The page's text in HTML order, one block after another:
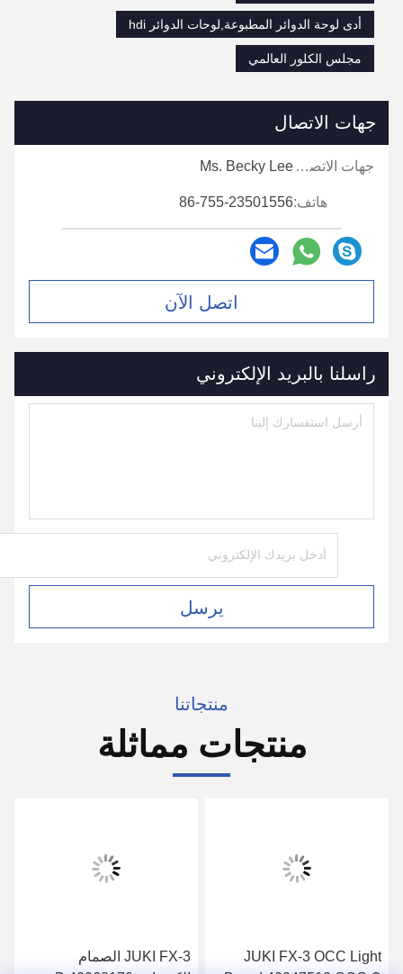
أدى لوحة الدوائر المطبوعة,لوحات الدوائر hdi
مجلس الكلور العالمي
جهات الاتصال
جهات الاتصال: Ms. Becky Lee
هاتف:86-755-23501556
اتصل الآن
راسلنا بالبريد الإلكتروني
يرسل
منتجاتنا
منتجات مماثلة
JUKI FX-3 OCC Light
JUKI FX-3 الصمام